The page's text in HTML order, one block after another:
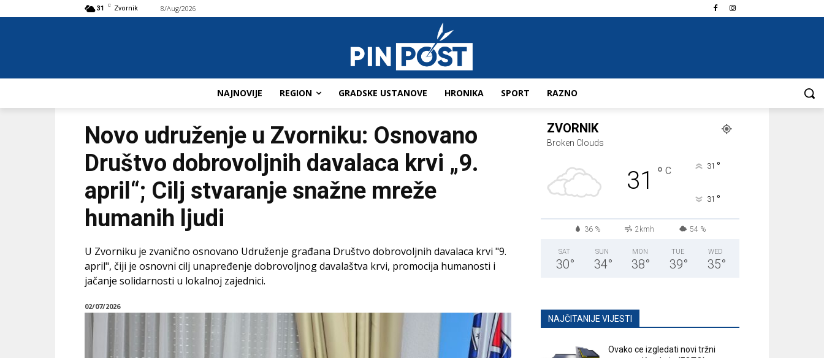
31 C Zvornik 8/Aug/2026
NAJNOVIJE REGION GRADSKE USTANOVE HRONIKA SPORT RAZNO
Novo udruženje u Zvorniku: Osnovano
Društvo dobrovoljnih davalaca krvi „9.
april“; Cilj stvaranje snažne mreže
humanih ljudi
U Zvorniku je zvanično osnovano Udruženje građana Društvo dobrovoljnih davalaca krvi "9.
april", čiji je osnovni cilj unapređenje dobrovoljnog davalaštva krvi, promocija humanosti i
jačanje solidarnosti u lokalnoj zajednici.
02/07/2026
ZVORNIK
Broken Clouds
31 ° C 31 °
31 °
36 % 2kmh 54 %
SAT
30°
SUN
34°
MON
38°
TUE
39°
WED
35°
NAJČITANIJE VIJESTI
Ovako ce izgledati novi tržni